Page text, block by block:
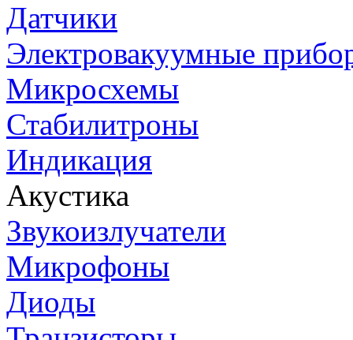
Датчики
Электровакуумные
Микросхемы
Стабилитроны
Индикация
Акустика
Звукоизлучатели
Микрофоны
Диоды